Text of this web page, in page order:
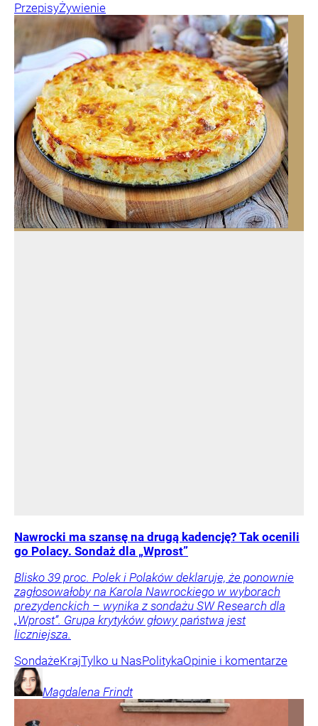
PrzepisyŻywienie
Nawrocki ma szansę na drugą kadencję? Tak ocenili
go Polacy. Sondaż dla „Wprost”
Blisko 39 proc. Polek i Polaków deklaruje, że ponownie
zagłosowałoby na Karola Nawrockiego w wyborach
prezydenckich – wynika z sondażu SW Research dla
„Wprost”. Grupa krytyków głowy państwa jest
liczniejsza.
SondażeKrajTylko u NasPolitykaOpinie i komentarze
Magdalena Frindt